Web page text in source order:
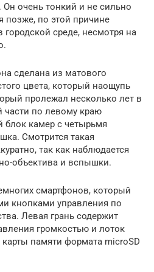
Он очень тонкий и не сильно
по этой причине
среде, несмотря на
сделана из матового
цвета, который наощупь
пролежал несколько лет в
части по левому краю
блок камер с четырьмя
Смотрится такая
так как наблюдается
объектива и вспышки.
смартфонов, который
кнопками управления по
Левая грань содержит
громкостью и лоток
карты памяти формата microSD